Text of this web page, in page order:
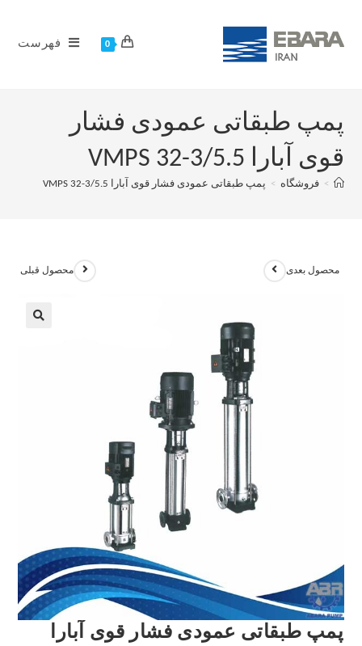
0 فهرست
پمپ طبقاتی عمودی فشار
قوی آبارا VMPS 32-3/5.5
> فروشگاه > پمپ طبقاتی عمودی فشار قوی آبارا VMPS 32-3/5.5
محصول قبلی محصول بعدی
پمپ طبقاتی عمودی فشار قوی آبارا